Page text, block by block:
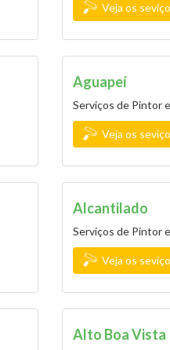
Veja os
Aguapeí
Serviços de Pintor
Veja os
Alcantilado
Serviços de Pintor
Veja os
Alto Boa Vista